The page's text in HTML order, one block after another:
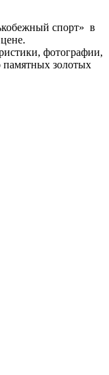
спорт» в
фотографии,
золотых